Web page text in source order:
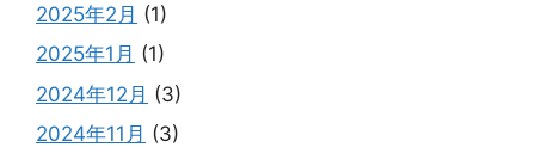
2025年2月 (1)
2025年1月 (1)
2024年12月 (3)
2024年11月 (3)